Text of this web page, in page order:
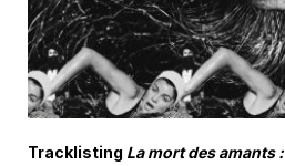
Tracklisting La mort des amants :